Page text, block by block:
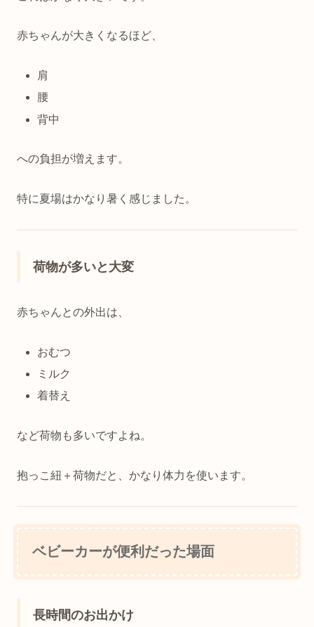
赤ちゃんが大きくなるほど、
肩
腰
背中
への負担が増えます。
特に夏場はかなり暑く感じました。
荷物が多いと大変
赤ちゃんとの外出は、
おむつ
ミルク
着替え
など荷物も多いですよね。
抱っこ紐＋荷物だと、かなり体力を使います。
ベビーカーが便利だった場面
長時間のお出かけ